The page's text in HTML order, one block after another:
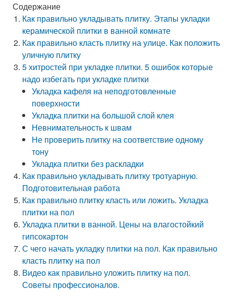
Содержание
Как правильно укладывать плитку. Этапы укладки
керамической плитки в ванной комнате
Как правильно класть плитку на улице. Как положить
уличную плитку
5 хитростей при укладке плитки. 5 ошибок которые
надо избегать при укладке плитки
Укладка кафеля на неподготовленные
поверхности
Укладка плитки на большой слой клея
Невнимательность к швам
Не проверить плитку на соответствие одному
тону
Укладка плитки без раскладки
Как правильно укладывать плитку тротуарную.
Подготовительная работа
Как правильно плитку класть или ложить. Укладка
плитки на пол
Укладка плитки в ванной. Цены на влагостойкий
гипсокартон
С чего начать укладку плитки на пол. Как правильно
класть плитку на пол
Видео как правильно уложить плитку на пол.
Советы профессионалов.